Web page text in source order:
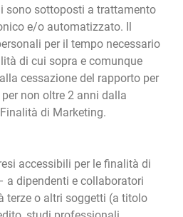
sono sottoposti a trattamento
e/o automatizzato. Il
per il tempo necessario
di cui sopra e comunque
cessazione del rapporto per
non oltre 2 anni dalla
di Marketing.
accessibili per le finalità di
a dipendenti e collaboratori
terze o altri soggetti (a titolo